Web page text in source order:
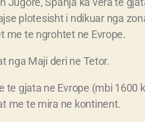
plotesisht i ndikuar nga
me te ngrohtet ne Evrope.
nga Maji deri ne Tetor.
te gjata ne Evrope (mbi 1600
me te mira ne kontinent.